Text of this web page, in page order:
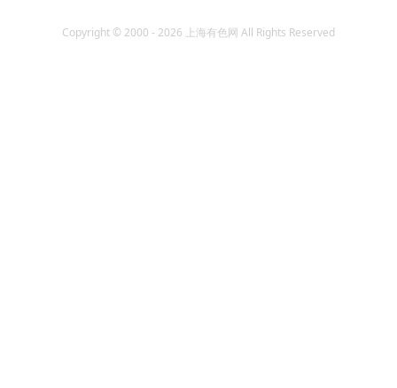
Copyright © 2000 - 2026 上海有色网 All Rights Reserved